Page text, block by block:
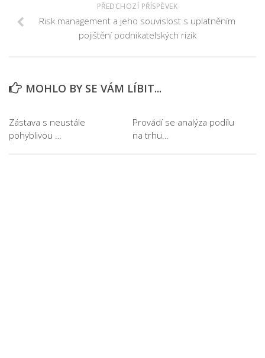
PŘEDCHOZÍ PŘÍSPĚVEK
Risk management a jeho souvislost s uplatněním
pojištění podnikatelských rizik
MOHLO BY SE VÁM LÍBIT...
Zástava s neustále
pohyblivou …
Provádí se analýza podílu
na trhu…